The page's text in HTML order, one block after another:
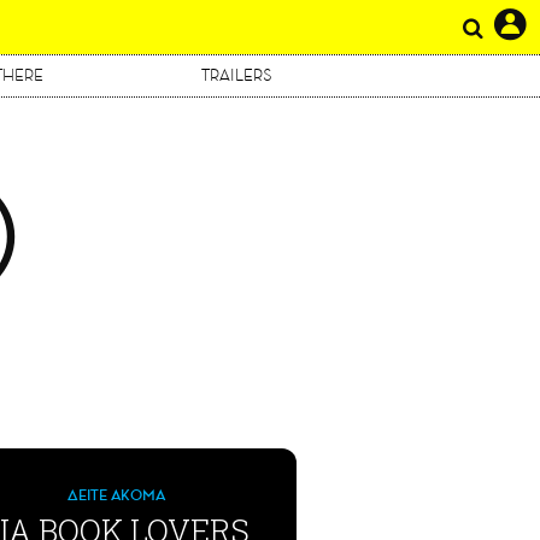
TRAILERS
ΔΕΙΤΕ ΑΚΟΜΑ
BOOK LOVERS